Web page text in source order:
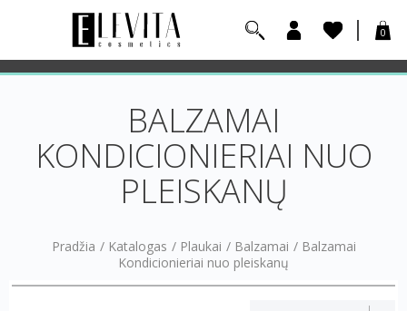
0
BALZAMAI
KONDICIONIERIAI NUO
PLEISKANŲ
Pradžia / Katalogas / Plaukai / Balzamai / Balzamai
Kondicionieriai nuo pleiskanų